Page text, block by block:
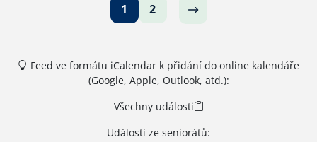
1 2
Feed ve formátu iCalendar k přidání do online kalendáře
(Google, Apple, Outlook, atd.):
Všechny události
Události ze seniorátů: